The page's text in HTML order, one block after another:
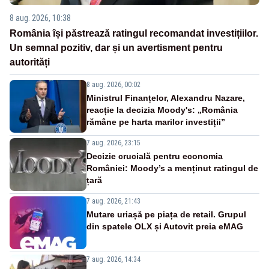
8 aug. 2026, 10:38
România își păstrează ratingul recomandat investițiilor.
Un semnal pozitiv, dar și un avertisment pentru
autorități
8 aug. 2026, 00:02
Ministrul Finanțelor, Alexandru Nazare,
reacție la decizia Moody's: „România
rămâne pe harta marilor investiții”
7 aug. 2026, 23:15
Decizie crucială pentru economia
României: Moody’s a menținut ratingul de
țară
7 aug. 2026, 21:43
Mutare uriașă pe piața de retail. Grupul
din spatele OLX și Autovit preia eMAG
7 aug. 2026, 14:34